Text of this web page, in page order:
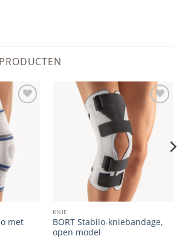
Add to
wishlist
met
Add to
wishlist
KNIE
BORT Stabilo-kniebandage,
open model